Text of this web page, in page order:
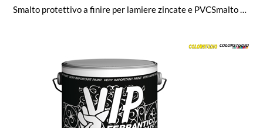
Smalto protettivo a finire per lamiere zincate e PVCSmalto di finitura per applicazione diretta su lamiere zincate e P.V.C. a base di speciali resine acriliche che assicuranouna perfetta adesione unitamente ad una eccellente resistenza alla corrosione.